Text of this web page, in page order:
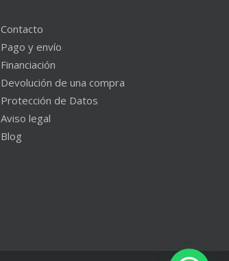
Contacto
Pago y envío
Financiación
Devolución de una compra
Protección de Datos
Aviso legal
Blog